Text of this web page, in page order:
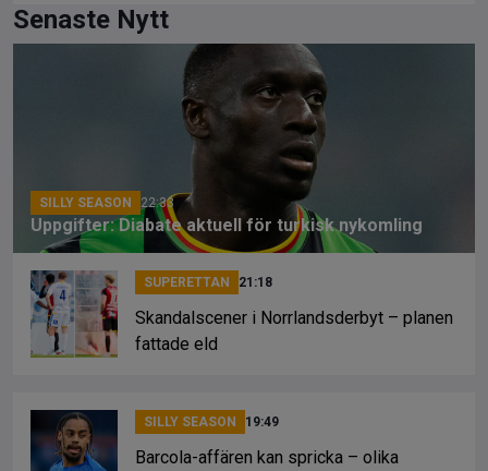
b
o
d
s
Li
n
k
Senaste Nytt
SILLY SEASON 22:33
Uppgifter: Diabate aktuell för turkisk nykomling
SUPERETTAN 21:18
Skandalscener i Norrlandsderbyt – planen
fattade eld
SILLY SEASON 19:49
Barcola-affären kan spricka – olika